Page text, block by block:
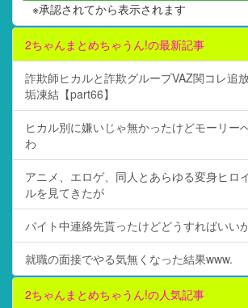
※承認されてから表示されます
2ちゃんまとめちゃうん!の最新記事
詐欺師ヒカルと詐欺グループVAZ関コレ追
垢凍結【part66】
ヒカル別に嫌いじゃ無かったけどモーリー
わ
アニメ、エロゲ、同人とあらゆる変身ヒロ
ルを見てきたが
バイト中連絡先貰ったけどどうすればいい
就職の面接でやる気無くなった結果www.
2ちゃんまとめちゃうん!の人気記事